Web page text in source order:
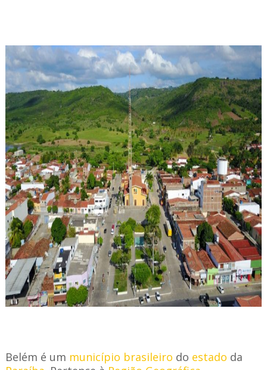
Belém é um município brasileiro do estado da